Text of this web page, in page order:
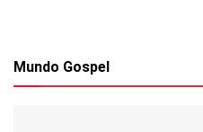
Mundo Gospel